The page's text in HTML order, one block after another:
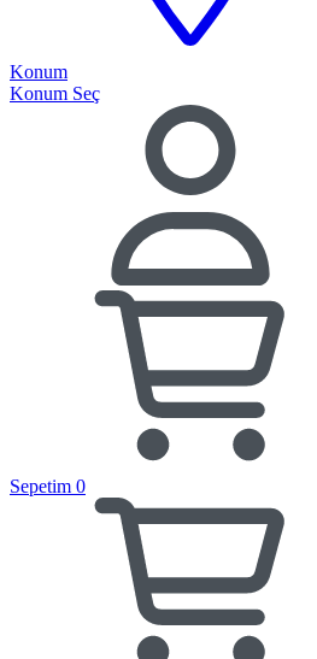
Konum
Konum Seç
Sepetim 0